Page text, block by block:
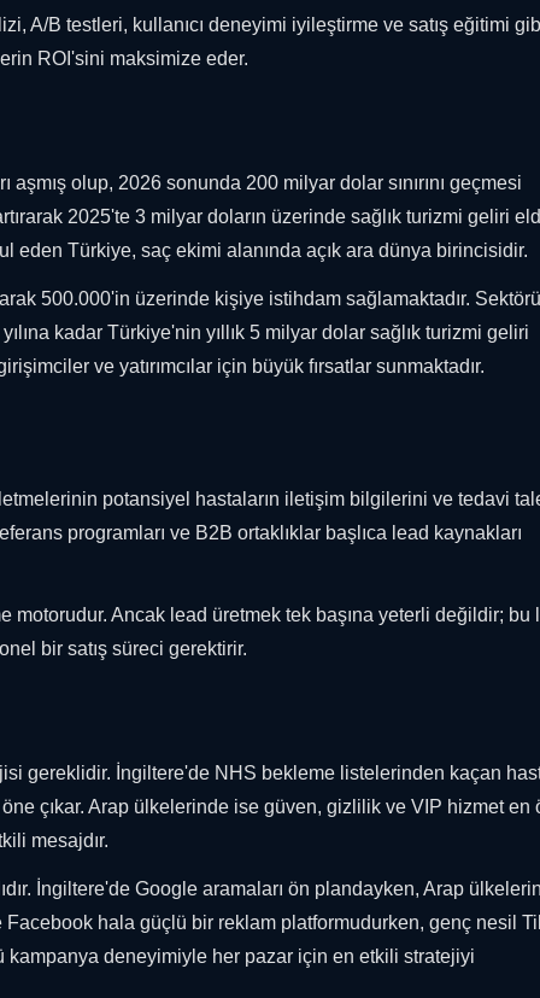
A/B testleri, kullanıcı deneyimi iyileştirme ve satış eğitimi
ROI'sini maksimize eder.
aşmış olup, 2026 sonunda 200 milyar dolar sınırını geçmesi
2025'te 3 milyar doların üzerinde sağlık turizmi geliri
eden Türkiye, saç ekimi alanında açık ara dünya birincisidir.
500.000'in üzerinde kişiye istihdam sağlamaktadır.
kadar Türkiye'nin yıllık 5 milyar dolar sağlık turizmi geliri
ve yatırımcılar için büyük fırsatlar sunmaktadır.
potansiyel hastaların iletişim bilgilerini ve tedavi
programları ve B2B ortaklıklar başlıca lead kaynakları
motorudur. Ancak lead üretmek tek başına yeterli değildir; bu
bir satış süreci gerektirir.
gereklidir. İngiltere'de NHS bekleme listelerinden kaçan
çıkar. Arap ülkelerinde ise güven, gizlilik ve VIP hizmet en
mesajdır.
İngiltere'de Google aramaları ön plandayken, Arap
hala güçlü bir reklam platformudurken, genç nesil
deneyimiyle her pazar için en etkili stratejiyi